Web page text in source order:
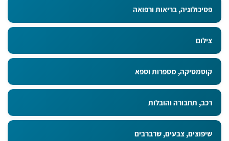
פסיכולוגיה, בריאות ורפואה
צילום
קוסמטיקה, מספרות וספא
רכב, תחבורה והובלות
שיפוצים, צבעים, שרברבים